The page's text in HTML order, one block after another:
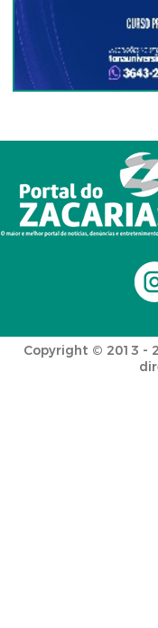
Copyright © 2013 -